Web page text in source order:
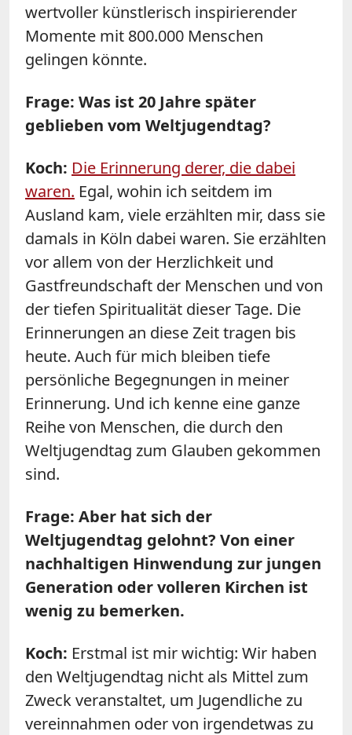
wertvoller künstlerisch inspirierender
Momente mit 800.000 Menschen
gelingen könnte.
Frage: Was ist 20 Jahre später
geblieben vom Weltjugendtag?
Koch: Die Erinnerung derer, die dabei
waren. Egal, wohin ich seitdem im
Ausland kam, viele erzählten mir, dass sie
damals in Köln dabei waren. Sie erzählten
vor allem von der Herzlichkeit und
Gastfreundschaft der Menschen und von
der tiefen Spiritualität dieser Tage. Die
Erinnerungen an diese Zeit tragen bis
heute. Auch für mich bleiben tiefe
persönliche Begegnungen in meiner
Erinnerung. Und ich kenne eine ganze
Reihe von Menschen, die durch den
Weltjugendtag zum Glauben gekommen
sind.
Frage: Aber hat sich der
Weltjugendtag gelohnt? Von einer
nachhaltigen Hinwendung zur jungen
Generation oder volleren Kirchen ist
wenig zu bemerken.
Koch: Erstmal ist mir wichtig: Wir haben
den Weltjugendtag nicht als Mittel zum
Zweck veranstaltet, um Jugendliche zu
vereinnahmen oder von irgendetwas zu